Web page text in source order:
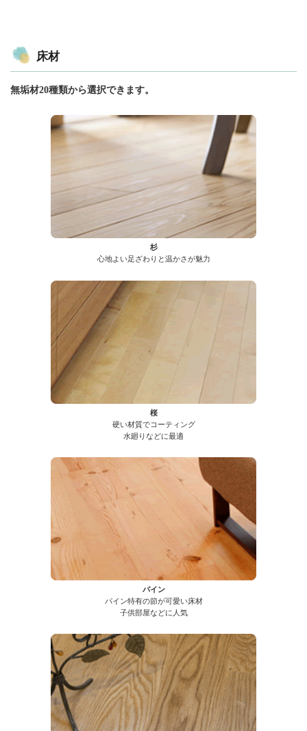
床材
無垢材20種類から選択できます。
杉
心地よい足ざわりと温かさが魅力
桜
硬い材質でコーティング
水廻りなどに最適
パイン
パイン特有の節が可愛い床材
子供部屋などに人気